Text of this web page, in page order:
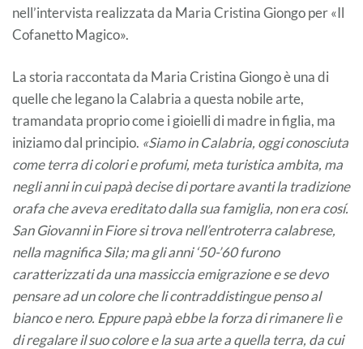
nell’intervista realizzata da Maria Cristina Giongo per «Il
Cofanetto Magico».
La storia raccontata da Maria Cristina Giongo è una di
quelle che legano la Calabria a questa nobile arte,
tramandata proprio come i gioielli di madre in figlia, ma
iniziamo dal principio. «Siamo in Calabria, oggi conosciuta
come terra di colori e profumi, meta turistica ambita, ma
negli anni in cui papà decise di portare avanti la tradizione
orafa che aveva ereditato dalla sua famiglia, non era cosí.
San Giovanni in Fiore si trova nell’entroterra calabrese,
nella magnifica Sila; ma gli anni ‘50-’60 furono
caratterizzati da una massiccia emigrazione e se devo
pensare ad un colore che li contraddistingue penso al
bianco e nero. Eppure papà ebbe la forza di rimanere lì e
di regalare il suo colore e la sua arte a quella terra, da cui